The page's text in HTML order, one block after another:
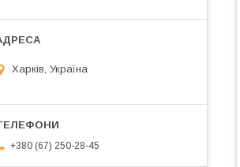
Харків, Україна
+380 (67) 250-28-45